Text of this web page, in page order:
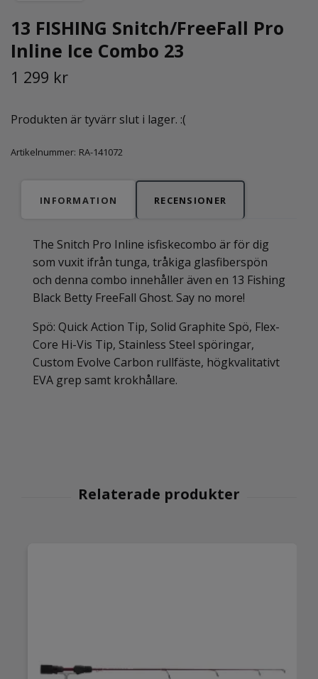
13 FISHING Snitch/FreeFall Pro
Inline Ice Combo 23
1 299 kr
Produkten är tyvärr slut i lager. :(
Artikelnummer: RA-141072
INFORMATION RECENSIONER
The Snitch Pro Inline isfiskecombo är för dig
som vuxit ifrån tunga, tråkiga glasfiberspön
och denna combo innehåller även en 13 Fishing
Black Betty FreeFall Ghost. Say no more!
Spö: Quick Action Tip, Solid Graphite Spö, Flex-
Core Hi-Vis Tip, Stainless Steel spöringar,
Custom Evolve Carbon rullfäste, högkvalitativt
EVA grep samt krokhållare.